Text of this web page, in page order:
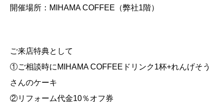
開催場所：MIHAMA COFFEE（弊社1階）
ご来店特典として
①ご相談時にMIHAMA COFFEEドリンク1杯+れんげそう
さんのケーキ
②リフォーム代金10％オフ券